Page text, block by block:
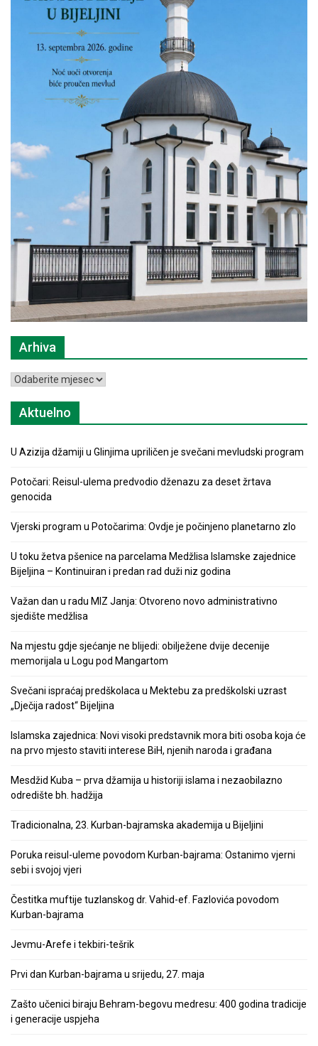
Arhiva
Arhiva
Aktuelno
U Azizija džamiji u Glinjima upriličen je svečani mevludski program
Potočari: Reisul-ulema predvodio dženazu za deset žrtava
genocida
Vjerski program u Potočarima: Ovdje je počinjeno planetarno zlo
U toku žetva pšenice na parcelama Medžlisa Islamske zajednice
Bijeljina – Kontinuiran i predan rad duži niz godina
Važan dan u radu MIZ Janja: Otvoreno novo administrativno
sjedište medžlisa
Na mjestu gdje sjećanje ne blijedi: obilježene dvije decenije
memorijala u Logu pod Mangartom
Svečani ispraćaj predškolaca u Mektebu za predškolski uzrast
„Dječija radost“ Bijeljina
Islamska zajednica: Novi visoki predstavnik mora biti osoba koja će
na prvo mjesto staviti interese BiH, njenih naroda i građana
Mesdžid Kuba – prva džamija u historiji islama i nezaobilazno
odredište bh. hadžija
Tradicionalna, 23. Kurban-bajramska akademija u Bijeljini
Poruka reisul-uleme povodom Kurban-bajrama: Ostanimo vjerni
sebi i svojoj vjeri
Čestitka muftije tuzlanskog dr. Vahid-ef. Fazlovića povodom
Kurban-bajrama
Jevmu-Arefe i tekbiri-tešrik
Prvi dan Kurban-bajrama u srijedu, 27. maja
Zašto učenici biraju Behram-begovu medresu: 400 godina tradicije
i generacije uspjeha